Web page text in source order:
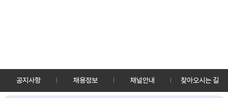
공지사항 채용정보 채널안내 찾아오시는 길